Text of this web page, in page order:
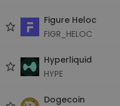
Figure Heloc
FIGR_HELOC
Hyperliquid
HYPE
Dogecoin